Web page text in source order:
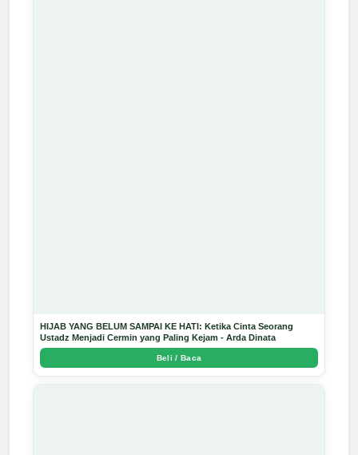
HIJAB YANG BELUM SAMPAI KE HATI: Ketika Cinta Seorang
Ustadz Menjadi Cermin yang Paling Kejam - Arda Dinata
Beli / Baca